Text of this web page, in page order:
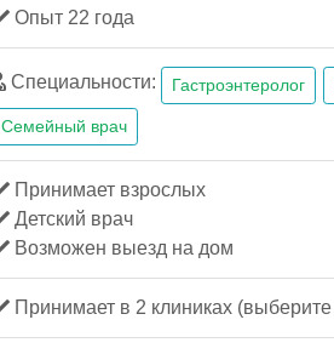
Опыт 22 года
Специальности: Гастроэнтеролог
Семейный врач
Принимает взрослых
Детский врач
Возможен выезд на дом
Принимает в 2 клиниках